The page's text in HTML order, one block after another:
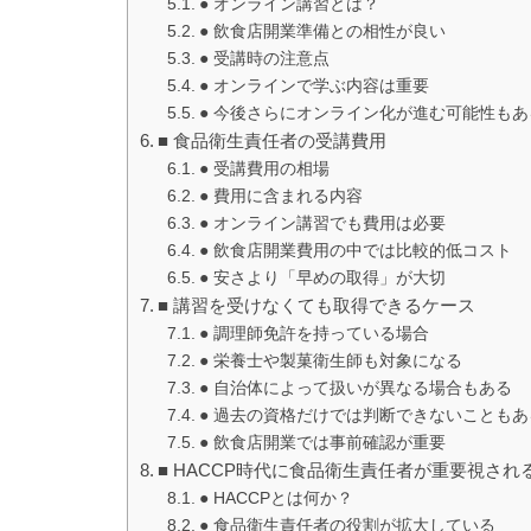
● 飲食店開業準備との相性が良い
● 受講時の注意点
● オンラインで学ぶ内容は重要
● 今後さらにオンライン化が進む可能性もあ
■ 食品衛生責任者の受講費用
● 受講費用の相場
● 費用に含まれる内容
● オンライン講習でも費用は必要
● 飲食店開業費用の中では比較的低コスト
● 安さより「早めの取得」が大切
■ 講習を受けなくても取得できるケース
● 調理師免許を持っている場合
● 栄養士や製菓衛生師も対象になる
● 自治体によって扱いが異なる場合もある
● 過去の資格だけでは判断できないこともあ
● 飲食店開業では事前確認が重要
■ HACCP時代に食品衛生責任者が重要視され
● HACCPとは何か？
● 食品衛生責任者の役割が拡大している